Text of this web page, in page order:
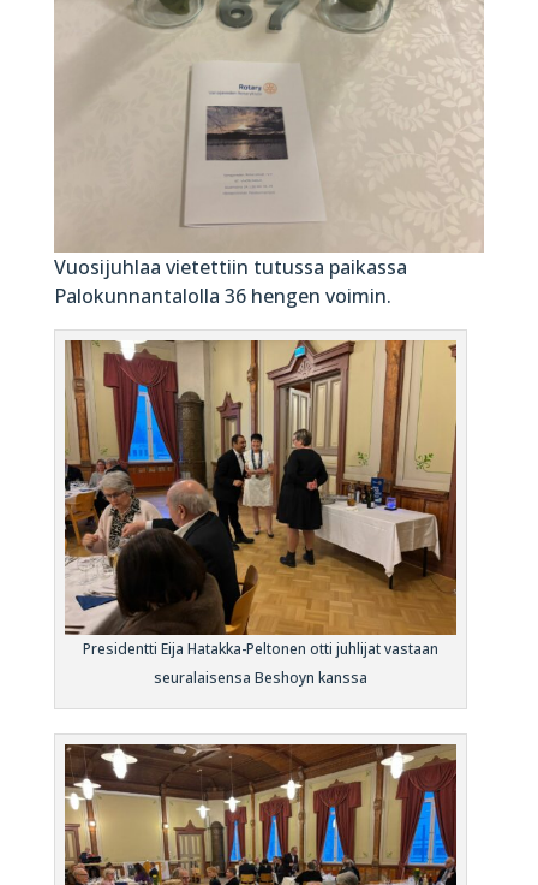
Vuosijuhlaa vietettiin tutussa paikassa
Palokunnantalolla 36 hengen voimin.
Presidentti Eija Hatakka-Peltonen otti juhlijat vastaan
seuralaisensa Beshoyn kanssa